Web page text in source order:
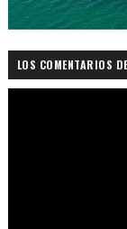
LOS COMENTARIOS